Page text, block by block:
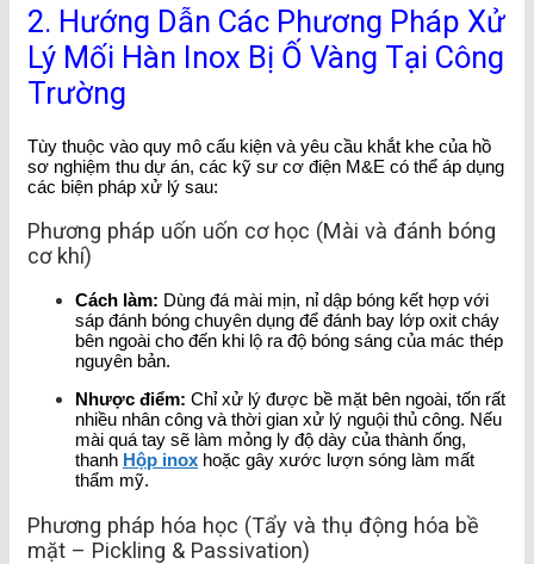
2. Hướng Dẫn Các Phương Pháp Xử
Lý Mối Hàn Inox Bị Ố Vàng Tại Công
Trường
Tùy thuộc vào quy mô cấu kiện và yêu cầu khắt khe của hồ
sơ nghiệm thu dự án, các kỹ sư cơ điện M&E có thể áp dụng
các biện pháp xử lý sau:
Phương pháp uốn uốn cơ học (Mài và đánh bóng
cơ khí)
Cách làm: Dùng đá mài mịn, nỉ dập bóng kết hợp với
sáp đánh bóng chuyên dụng để đánh bay lớp oxit cháy
bên ngoài cho đến khi lộ ra độ bóng sáng của mác thép
nguyên bản.
Nhược điểm: Chỉ xử lý được bề mặt bên ngoài, tốn rất
nhiều nhân công và thời gian xử lý nguội thủ công. Nếu
mài quá tay sẽ làm mỏng ly độ dày của thành ống,
thanh Hộp inox hoặc gây xước lượn sóng làm mất
thẩm mỹ.
Phương pháp hóa học (Tẩy và thụ động hóa bề
mặt – Pickling & Passivation)